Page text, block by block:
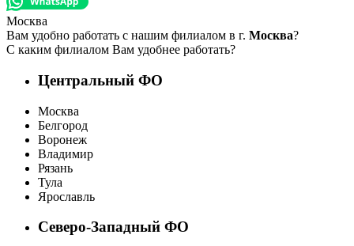
Москва
Вам удобно работать с нашим филиалом в г. Москва?
С каким филиалом Вам удобнее работать?
Центральный ФО
Москва
Белгород
Воронеж
Владимир
Рязань
Тула
Ярославль
Северо-Западный ФО